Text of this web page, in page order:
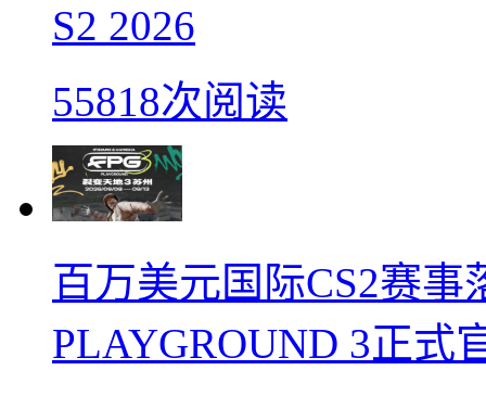
S2 2026
55818次阅读
百万美元国际CS2赛事
PLAYGROUND 3正式